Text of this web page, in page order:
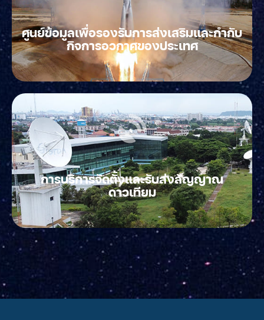
ศูนย์ข้อมูลเพื่อรองรับการส่งเสริมและกำกับ
กิจการอวกาศของประเทศ
การบริการจัดตั้งและรับส่งสัญญาณ
ดาวเทียม